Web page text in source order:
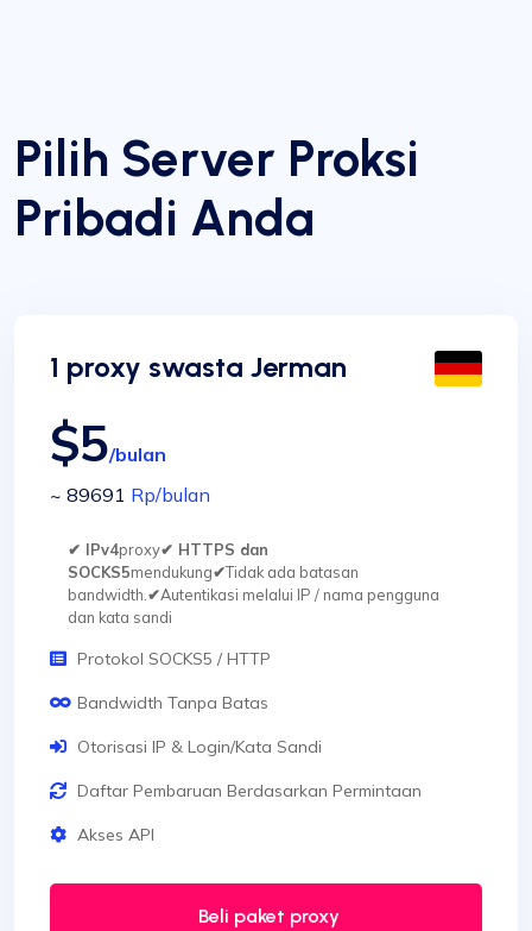
Pilih Server Proksi
Pribadi Anda
1 proxy swasta Jerman
$5/bulan
~ 89691 Rp/bulan
✔ IPv4proxy✔ HTTPS dan
SOCKS5mendukung✔Tidak ada batasan
bandwidth.✔Autentikasi melalui IP / nama pengguna
dan kata sandi
Protokol SOCKS5 / HTTP
Bandwidth Tanpa Batas
Otorisasi IP & Login/Kata Sandi
Daftar Pembaruan Berdasarkan Permintaan
Akses API
Beli paket proxy